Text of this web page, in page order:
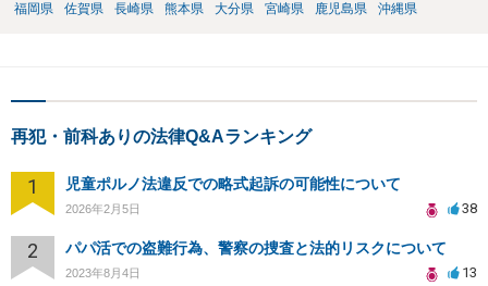
福岡県
佐賀県 長崎県 熊本県 大分県 宮崎県 鹿児島県 沖縄県
再犯・前科ありの法律Q&Aランキング
1 児童ポルノ法違反での略式起訴の可能性について
2026年2月5日 38
2 パパ活での盗難行為、警察の捜査と法的リスクについて
2023年8月4日 13